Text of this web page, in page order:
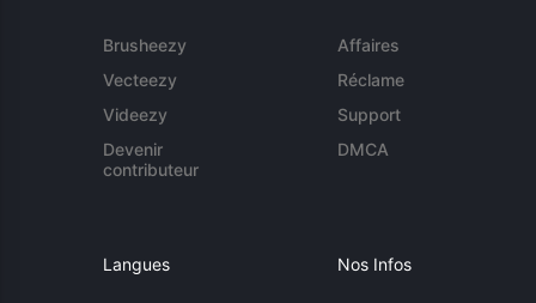
Brusheezy
Vecteezy
Videezy
Devenir
contributeur
Affaires
Réclame
Support
DMCA
Langues Nos Infos